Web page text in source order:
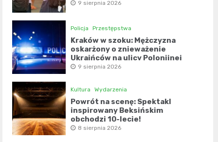
9 sierpnia 2026
Policja Przestępstwa
Kraków w szoku: Mężczyzna
oskarżony o znieważenie
Ukraińców na ulicy Polonijnej
9 sierpnia 2026
Kultura Wydarzenia
Powrót na scenę: Spektakl
inspirowany Beksińskim
obchodzi 10-lecie!
8 sierpnia 2026